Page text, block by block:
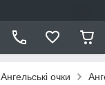
Ангельські очки